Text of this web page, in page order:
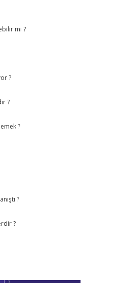
mi ?
?
?
?
?
?